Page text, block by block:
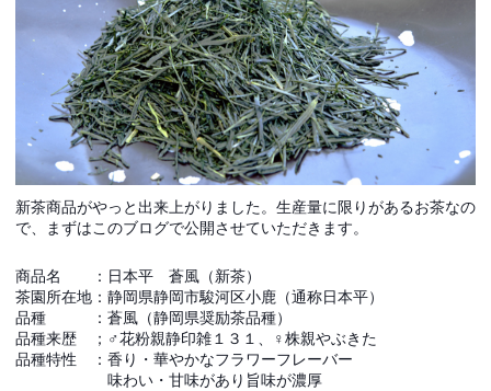
新茶商品がやっと出来上がりました。生産量に限りがあるお茶なの
で、まずはこのブログで公開させていただきます。
商品名 ：日本平 蒼風（新茶）
茶園所在地：静岡県静岡市駿河区小鹿（通称日本平）
品種 ：蒼風（静岡県奨励茶品種）
品種来歴 ；♂花粉親静印雑１３１、♀株親やぶきた
品種特性 ：香り・華やかなフラワーフレーバー
味わい・甘味があり旨味が濃厚